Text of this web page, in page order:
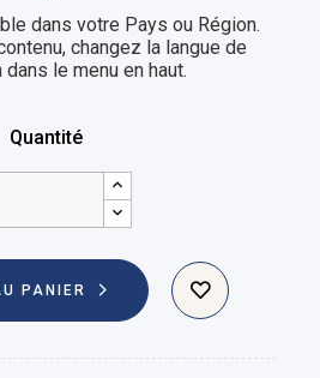
dans votre Pays ou Région.
changez la langue de
le menu en haut.
Quantité
PANIER